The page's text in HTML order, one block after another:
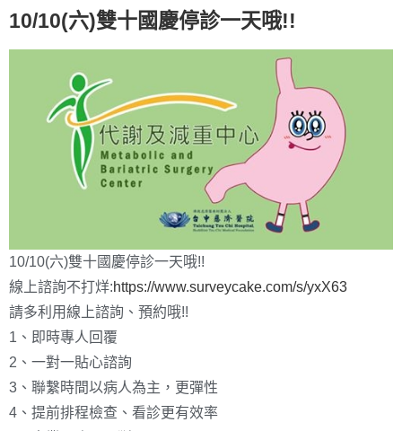
10/10(六)雙十國慶停診一天哦!!
10/10(六)雙十國慶停診一天哦!!
線上諮詢不打烊:https://www.surveycake.com/s/yxX63
請多利用線上諮詢、預約哦!!
1、即時專人回覆
2、一對一貼心諮詢
3、聯繫時間以病人為主，更彈性
4、提前排程檢查、看診更有效率